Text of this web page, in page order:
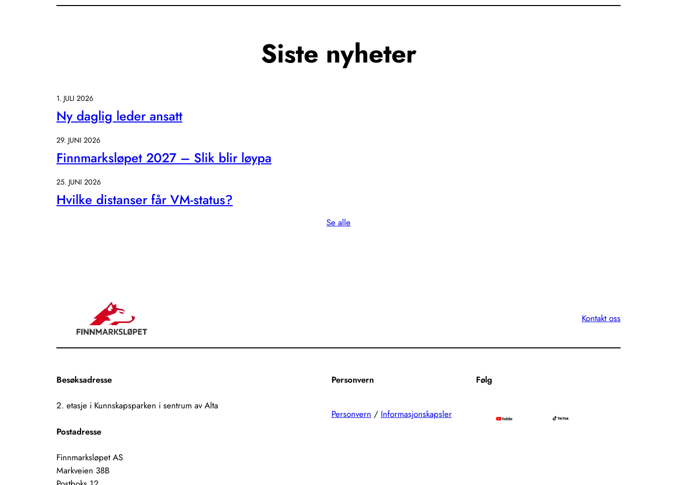
Siste nyheter
1. JULI 2026
Ny daglig leder ansatt
29. JUNI 2026
Finnmarksløpet 2027 – Slik blir løypa
25. JUNI 2026
Hvilke distanser får VM-status?
Se alle
Kontakt oss
Besøksadresse
2. etasje i Kunnskapsparken i sentrum av Alta
Postadresse
Finnmarksløpet AS
Markveien 38B
Personvern
Personvern / Informasjonskapsler
Følg